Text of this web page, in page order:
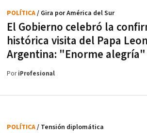
El Gobierno celebró la
histórica visita del Papa
Argentina: "Enorme alegría"
POLÍTICA/ Gira por América del Sur
PoriProfesional
POLÍTICA/ Tensión diplomática